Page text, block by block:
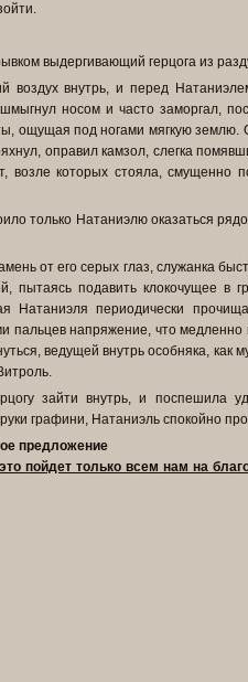
выдергивающий герцога из
воздух внутрь, и перед
носом и часто заморгал,
ощущая под ногами мягкую землю.
оправил камзол, слегка
которых стояла, смущенно
только Натаниэлю оказаться
от его серых глаз, служанка
пытаясь подавить клокочущее в
периодически
пальцев напряжение, что медленно
ведущей внутрь особняка, как
зайти внутрь, и поспешила
графини, Натаниэль спокойно
предложение
пойдет только всем нам на